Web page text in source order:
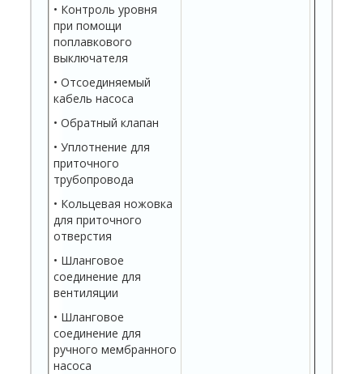
• Контроль уровня
при помощи
поплавкового
выключателя
• Отсоединяемый
кабель насоса
• Обратный клапан
• Уплотнение для
приточного
трубопровода
• Кольцевая ножовка
для приточного
отверстия
• Шланговое
соединение для
вентиляции
• Шланговое
соединение для
ручного мембранного
насоса